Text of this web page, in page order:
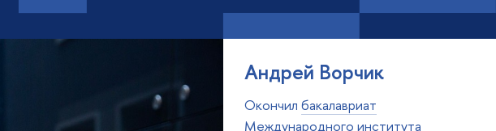
Андрей Ворчик
Окончил бакалавриат
Международного института